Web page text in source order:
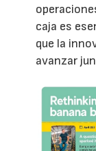
caja es
que la
avanzar